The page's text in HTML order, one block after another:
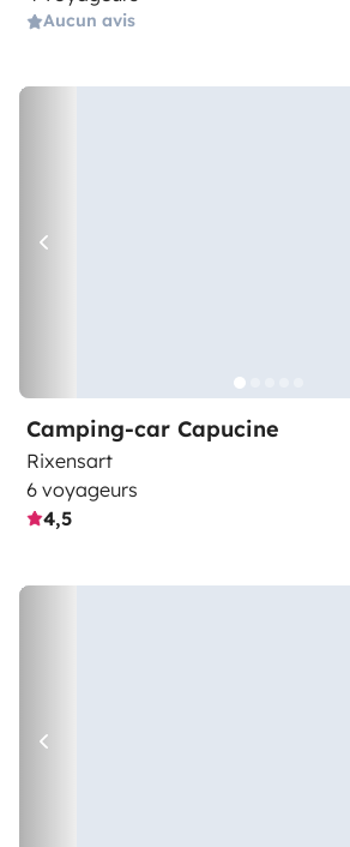
Aucun avis
Camping-car Capucine
Rixensart
6 voyageurs
4,5